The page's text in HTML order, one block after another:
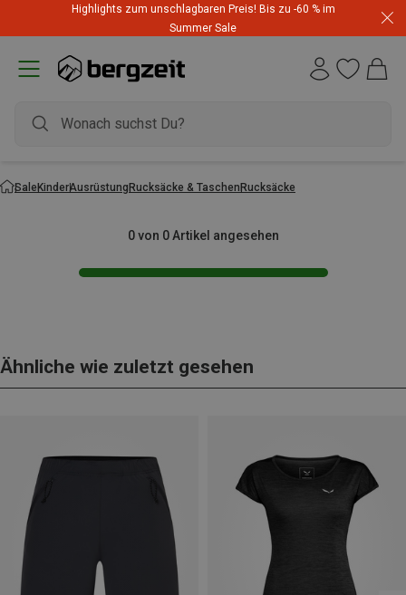
Highlights zum unschlagbaren Preis! Bis zu -60 % im
Summer Sale
SaleKinderAusrüstungRucksäcke & TaschenRucksäcke
0 von 0 Artikel angesehen
Ähnliche wie zuletzt gesehen